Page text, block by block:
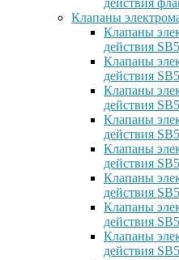
действия
Клапаны
Клапаны
действия
Клапаны
действия
Клапаны
действия
Клапаны
действия
Клапаны
действия
Клапаны
действия
Клапаны
действия
Клапаны
действия